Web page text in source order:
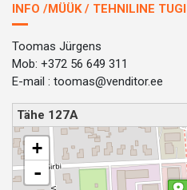
INFO /MÜÜK / TEHNILINE TUGI
Toomas Jürgens
Mob: +372 56 649 311
E-mail : toomas@venditor.ee
Tähe 127A
loading map - please wait...
+
-